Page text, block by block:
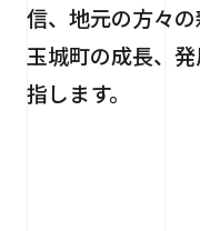
信、地元の方々の
玉城町の成長、
指します。